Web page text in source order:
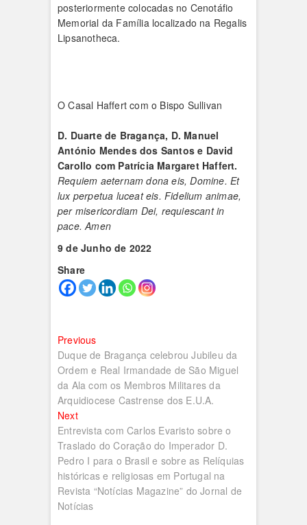
posteriormente colocadas no Cenotáfio
Memorial da Família localizado na Regalis
Lipsanotheca.
O Casal Haffert com o Bispo Sullivan
D. Duarte de Bragança, D. Manuel
António Mendes dos Santos e David
Carollo com Patrícia Margaret Haffert.
Requiem aeternam dona eis, Domine. Et
lux perpetua luceat eis. Fidelium animae,
per misericordiam Dei, requiescant in
pace. Amen
9 de Junho de 2022
Share
Navegação
de
artigos
PreviousPrevious
post:
Duque de Bragança celebrou Jubileu da
Ordem e Real Irmandade de São Miguel
da Ala com os Membros Militares da
Arquidiocese Castrense dos E.U.A.
NextNext
post:
Entrevista com Carlos Evaristo sobre o
Traslado do Coração do Imperador D.
Pedro I para o Brasil e sobre as Relíquias
históricas e religiosas em Portugal na
Revista “Notícias Magazine” do Jornal de
Notícias